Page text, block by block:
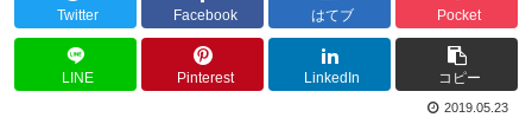
Twitter Facebook はてブ Pocket
LINE Pinterest LinkedIn コピー
2019.05.23